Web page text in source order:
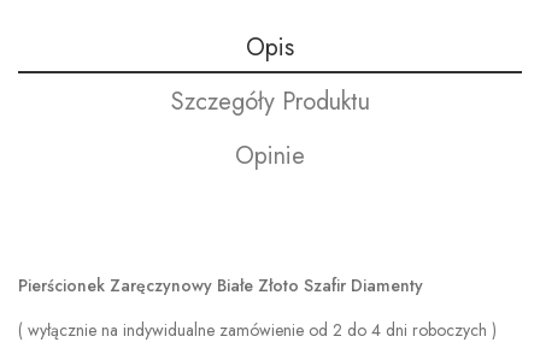
Opis
Szczegóły Produktu
Opinie
Pierścionek Zaręczynowy Białe Złoto Szafir Diamenty
( wyłącznie na indywidualne zamówienie od 2 do 4 dni roboczych )